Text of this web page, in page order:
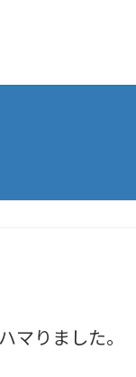
マりました。